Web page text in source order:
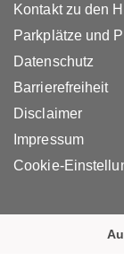
Kontakt zu den
Parkplätze und
Datenschutz
Barrierefreiheit
Disclaimer
Impressum
Cookie-